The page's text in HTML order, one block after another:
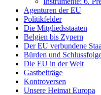
Agenturen der EU
Politikfelder
Die Mitgliedsstaaten
Belgien bis Zypern
Der EU verbundene
Bürden und
Die EU in der Welt
Gastbeiträge
Kontroversen
Unsere Heimat Europa